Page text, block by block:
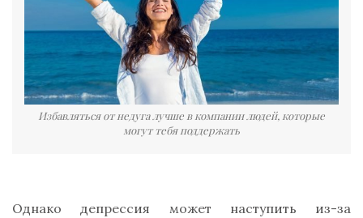
Избавляться от недуга лучше в компании людей, которые
могут тебя поддержать
Однако депрессия может наступить из-за